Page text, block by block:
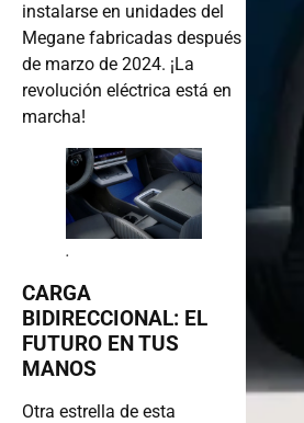
instalarse en unidades del
Megane fabricadas después
de marzo de 2024. ¡La
revolución eléctrica está en
marcha!
.
CARGA
BIDIRECCIONAL: EL
FUTURO EN TUS
MANOS
Otra estrella de esta